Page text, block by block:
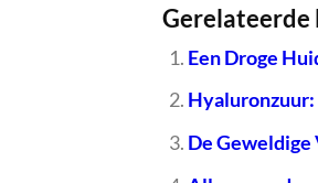
Gerelateerde
Een Droge
De Geweldige